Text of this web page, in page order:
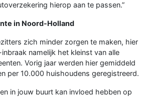
hierop aan te passen.”
in Noord-Holland
zich minder zorgen te maken, hier
namelijk het kleinst van alle
Vorig jaar werden hier gemiddeld
per 10.000 huishoudens geregistreerd.
in jouw buurt kan invloed hebben op